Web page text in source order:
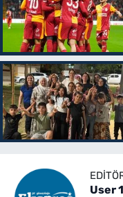
User